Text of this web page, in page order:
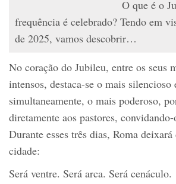
O que é o
frequência é celebrado? Tendo em
de 2025, vamos descobrir…
No coração do Jubileu, entre os seus
intensos, destaca-se o mais silencioso
simultaneamente, o mais poderoso,
diretamente aos pastores, convidando-
Durante esses três dias, Roma deixará
cidade:
Será ventre. Será arca. Será cenáculo.